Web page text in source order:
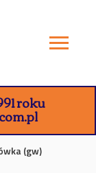
roku
(gw)